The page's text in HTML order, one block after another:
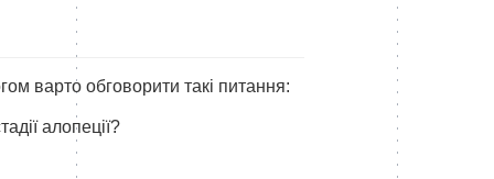
варто обговорити такі питання:
алопеції?